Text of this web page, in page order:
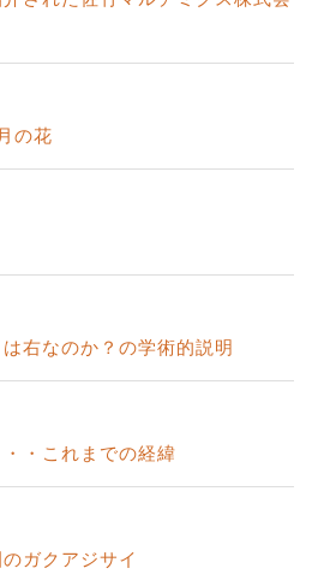
の花
右なのか？の学術的説明
・これまでの経緯
ガクアジサイ